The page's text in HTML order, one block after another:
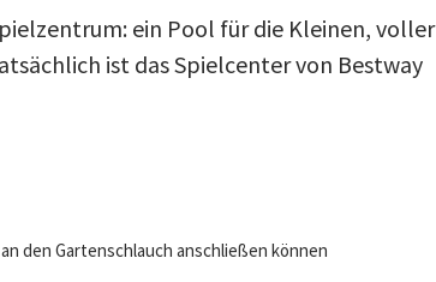
ein Pool für die Kleinen, voller
ist das Spielcenter von Bestway
den Gartenschlauch anschließen können